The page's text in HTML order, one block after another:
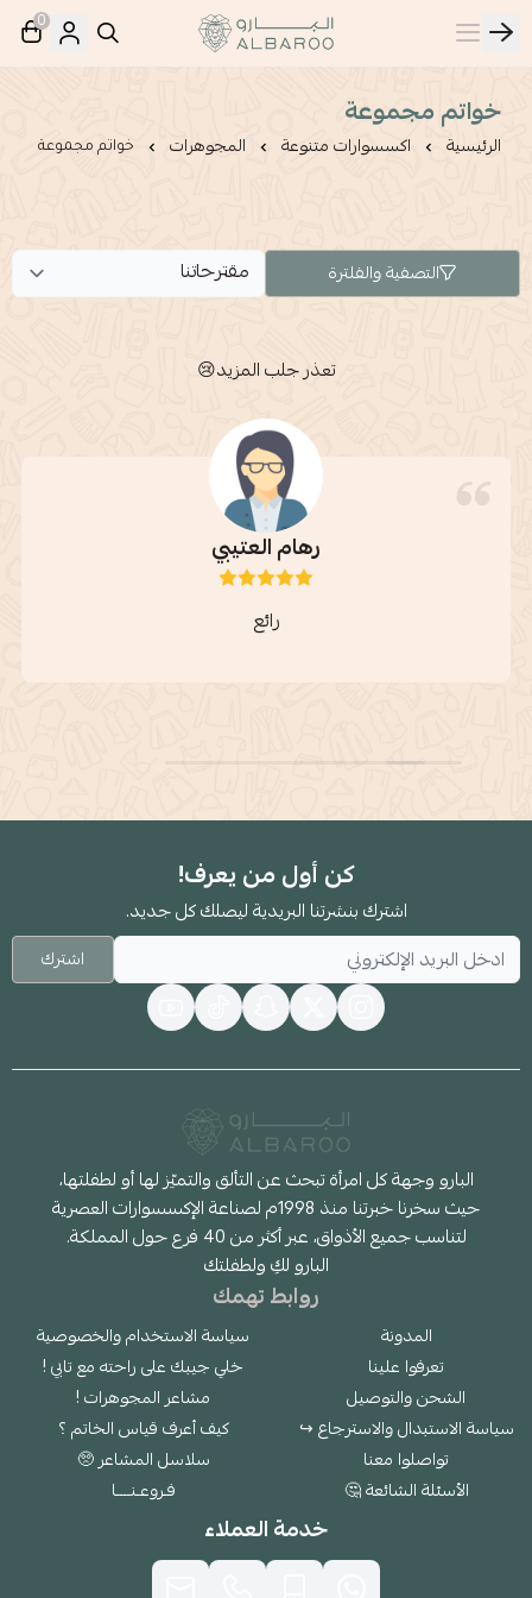
البارو | Albaroo
0
خواتم مجموعة
الرئيسية اكسسوارات متنوعة المجوهرات خواتم مجموعة
التصفية والفلترة
تعذر جلب المزيد😢
رهام العتيبي
رائع
كن أول من يعرف!
اشترك بنشرتنا البريدية ليصلك كل جديد.
اشترك
البارو وجهة كل امرأة تبحث عن التألق والتميّز لها أو لطفلتها،
حيث سخرنا خبرتنا منذ 1998م لصناعة الإكسسوارات العصرية
لتناسب جميع الأذواق، عبر أكثر من 40 فرع حول المملكة.
البارو لكِ ولطفلتك
روابط تهمك
المدونة
تعرفوا علينا
الشحن والتوصيل
سياسة الاستبدال والاسترجاع ↪
تواصلوا معنا
الأسئلة الشائعة 🤔
سياسة الاستخدام والخصوصية
خلي جيبك على راحته مع تابي !
مشاعر المجوهرات !
كيف أعرف قياس الخاتم ؟
سلاسل المشاعر 🥺
فـروعـنــــا
خدمة العملاء